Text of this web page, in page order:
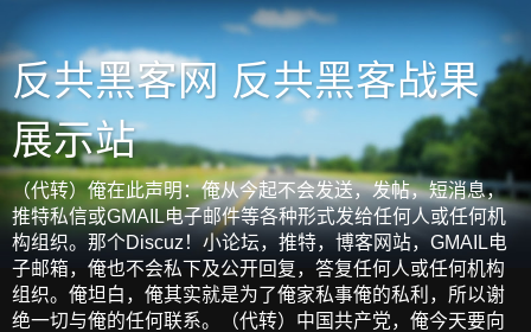
反共黑客网 反共黑客战果
展示站
（代转）俺在此声明：俺从今起不会发送，发帖，短消息，
推特私信或GMAIL电子邮件等各种形式发给任何人或任何机
构组织。那个Discuz！小论坛，推特，博客网站，GMAIL电
子邮箱，俺也不会私下及公开回复，答复任何人或任何机构
组织。俺坦白，俺其实就是为了俺家私事俺的私利，所以谢
绝一切与俺的任何联系。（代转）中国共产党，俺今天要向